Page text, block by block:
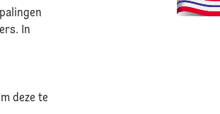
In
deze te